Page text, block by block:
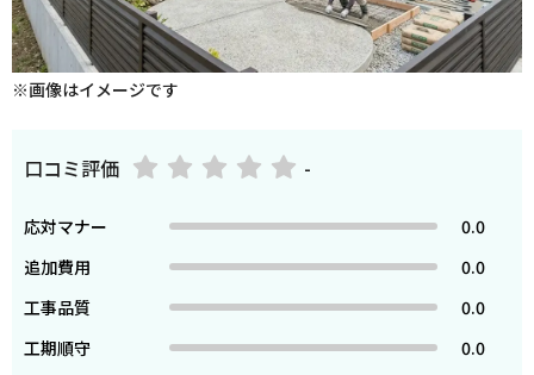
※画像はイメージです
口コミ評価 -
応対マナー
0.0
追加費用
0.0
工事品質
0.0
工期順守
0.0